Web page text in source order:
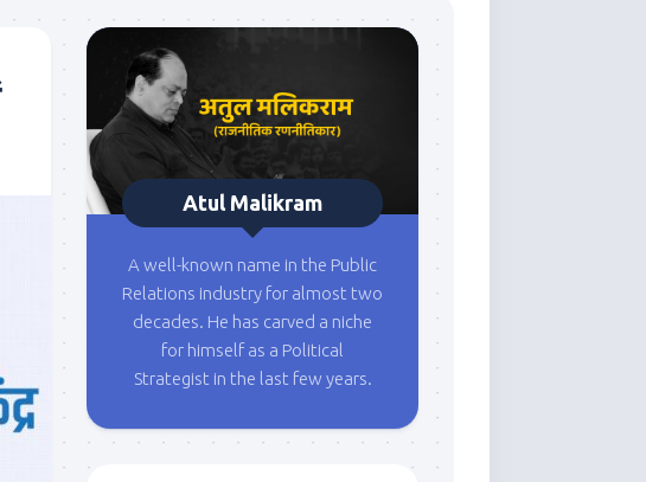
Atul Malikram
A well-known name in the Public
Relations industry for almost two
decades. He has carved a niche
for himself as a Political
Strategist in the last few years.